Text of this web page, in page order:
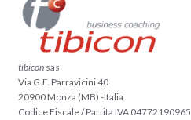
tibicon sas
Via G.F. Parravicini 40
20900 Monza (MB) -Italia
Codice Fiscale / Partita IVA 04772190965